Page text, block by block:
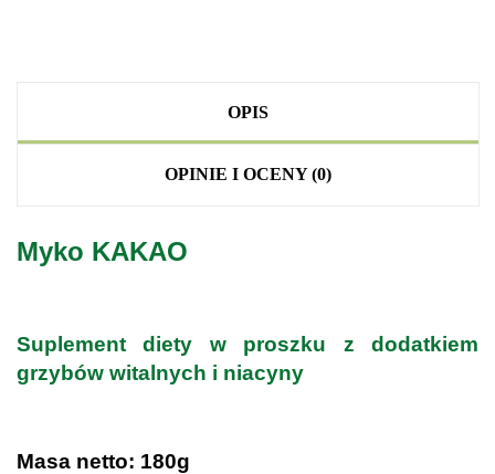
OPIS
OPINIE I OCENY (0)
Myko KAKAO
Suplement diety w proszku z dodatkiem
grzybów witalnych i niacyny
Masa netto: 180g